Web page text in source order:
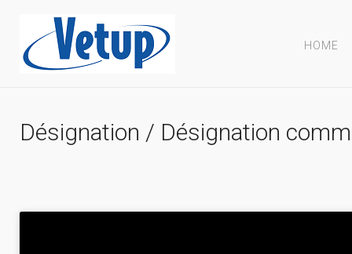
HOME
Désignation / Désignation